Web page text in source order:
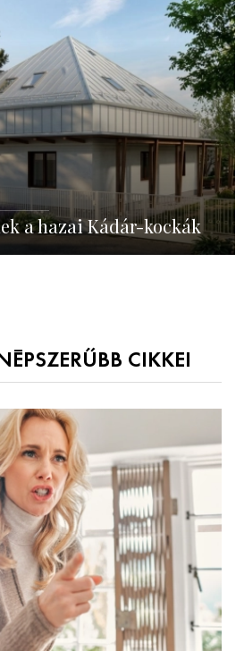
a hazai Kádár-kockák
CIKKEI